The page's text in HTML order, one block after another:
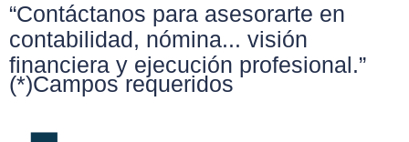
“Contáctanos para asesorarte en
contabilidad, nómina... visión
financiera y ejecución profesional.”
(*)Campos requeridos